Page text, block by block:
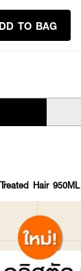
TO BAG
Hair 950ML